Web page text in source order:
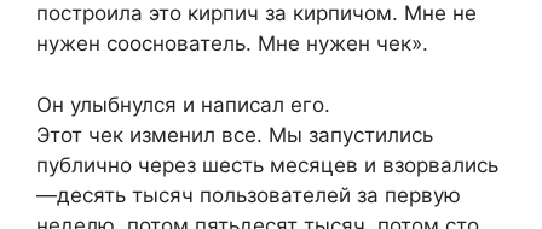
построила это кирпич за кирпичом. Мне не
нужен сооснователь. Мне нужен чек».
Он улыбнулся и написал его.
Этот чек изменил все. Мы запустились
публично через шесть месяцев и взорвались
—десять тысяч пользователей за первую